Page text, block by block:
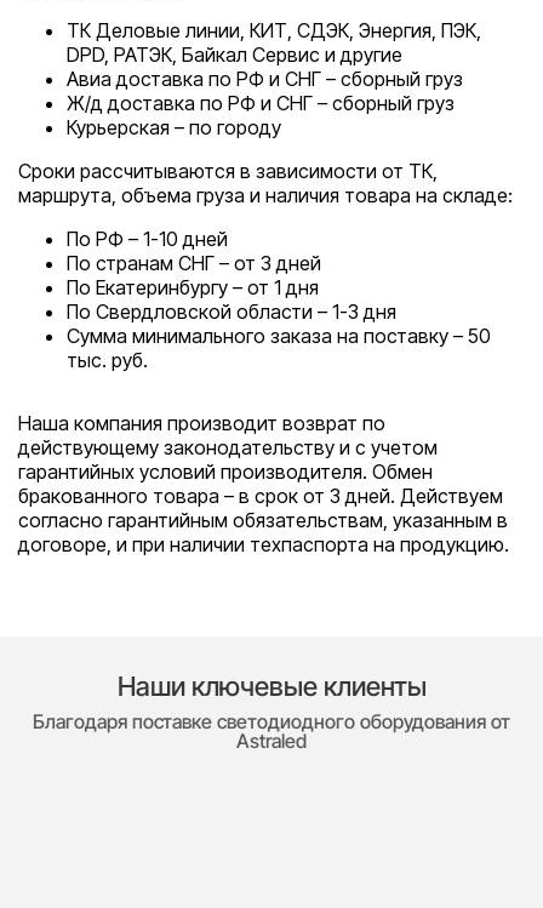
ТК Деловые линии, КИТ, СДЭК, Энергия, ПЭК,
DPD, РАТЭК, Байкал Сервис и другие
Авиа доставка по РФ и СНГ – сборный груз
Ж/д доставка по РФ и СНГ – сборный груз
Курьерская – по городу
Сроки рассчитываются в зависимости от ТК,
маршрута, объема груза и наличия товара на складе:
По РФ – 1-10 дней
По странам СНГ – от 3 дней
По Екатеринбургу – от 1 дня
По Свердловской области – 1-3 дня
Сумма минимального заказа на поставку – 50
тыс. руб.
Наша компания производит возврат по
действующему законодательству и с учетом
гарантийных условий производителя. Обмен
бракованного товара – в срок от 3 дней. Действуем
согласно гарантийным обязательствам, указанным в
договоре, и при наличии техпаспорта на продукцию.
Наши ключевые клиенты
Благодаря поставке светодиодного оборудования от
Astraled